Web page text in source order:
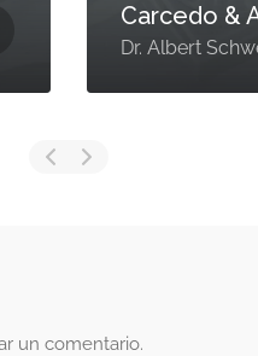
Carcedo &
Dr. Albert
un comentario.